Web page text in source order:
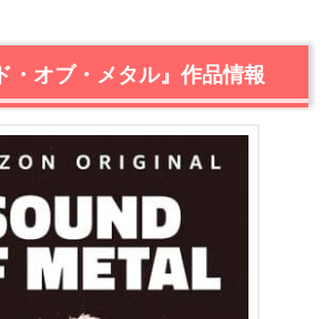
・オブ・メタル』作品情報